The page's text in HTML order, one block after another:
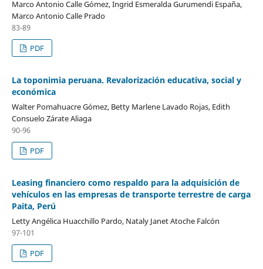
Marco Antonio Calle Gómez, Ingrid Esmeralda Gurumendi España,
Marco Antonio Calle Prado
83-89
PDF
La toponimia peruana. Revalorización educativa, social y
económica
Walter Pomahuacre Gómez, Betty Marlene Lavado Rojas, Edith
Consuelo Zárate Aliaga
90-96
PDF
Leasing financiero como respaldo para la adquisición de
vehículos en las empresas de transporte terrestre de carga
Paita, Perú
Letty Angélica Huacchillo Pardo, Nataly Janet Atoche Falcón
97-101
PDF